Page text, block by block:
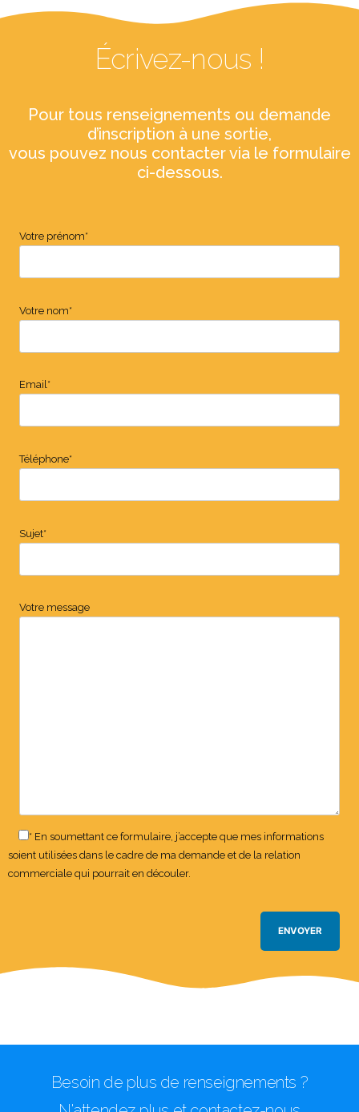
Écrivez-nous !
Pour tous renseignements ou demande
d’inscription à une sortie,
vous pouvez nous contacter via le formulaire
ci-dessous.
Votre prénom*
Votre nom*
Email*
Téléphone*
Sujet*
Votre message
* En soumettant ce formulaire, j’accepte que mes informations
soient utilisées dans le cadre de ma demande et de la relation
commerciale qui pourrait en découler.
Besoin de plus de renseignements ?